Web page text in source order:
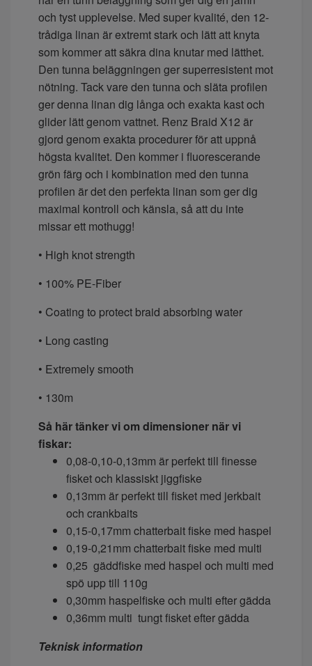
och tyst upplevelse. Med super kvalité, den 12-
trådiga linan är extremt stark och lätt att knyta
som kommer att säkra dina knutar med lätthet.
Den tunna beläggningen ger superresistent mot
nötning. Tack vare den tunna och släta profilen
ger denna linan dig långa och exakta kast och
glider lätt genom vattnet. Renz Braid X12 är
gjord genom exakta procedurer för att uppnå
högsta kvalitet. Den kommer i fluorescerande
grön färg och i kombination med den tunna
profilen är det den perfekta linan som ger dig
maximal kontroll och känsla, så att du inte
missar ett mothugg!
• High knot strength
• 100% PE-Fiber
• Coating to protect braid absorbing water
• Long casting
• Extremely smooth
• 130m
Så här tänker vi om dimensioner när vi
fiskar:
0,08-0,10-0,13mm är perfekt till finesse
fisket och klassiskt jiggfiske
0,13mm är perfekt till fisket med jerkbait
och crankbaits
0,15-0,17mm chatterbait fiske med haspel
0,19-0,21mm chatterbait fiske med multi
0,25 gäddfiske med haspel och multi med
spö upp till 110g
0,30mm haspelfiske och multi efter gädda
0,36mm multi tungt fisket efter gädda
Teknisk information